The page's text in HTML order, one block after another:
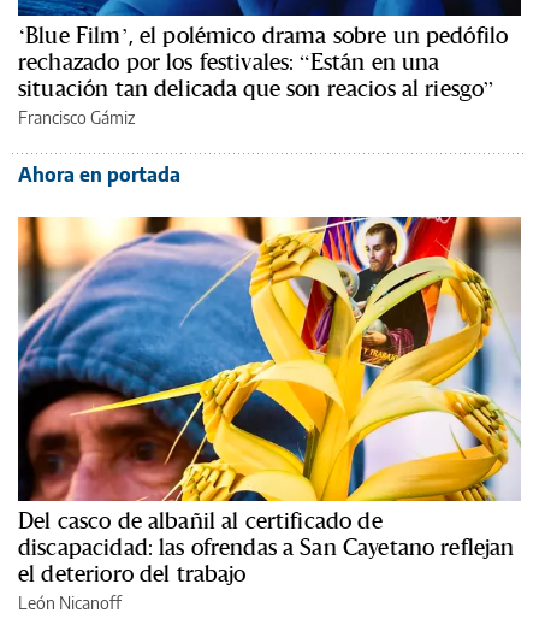
‘Blue Film’, el polémico drama sobre un pedófilo
rechazado por los festivales: “Están en una
situación tan delicada que son reacios al riesgo”
Francisco Gámiz
Ahora en portada
Del casco de albañil al certificado de
discapacidad: las ofrendas a San Cayetano reflejan
el deterioro del trabajo
León Nicanoff